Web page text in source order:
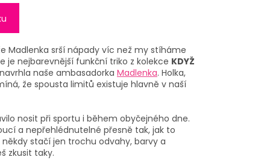
Madlenka srší nápady víc než my stíháme
je nejbarevnější funkční triko z kolekce KDYŽ
naše ambasadorka Madlenka. Holka,
že spousta limitů existuje hlavně v naší
nosit při sportu i během obyčejného dne.
a nepřehlédnutelné přesně tak, jak to
stačí jen trochu odvahy, barvy a
zkusit taky.